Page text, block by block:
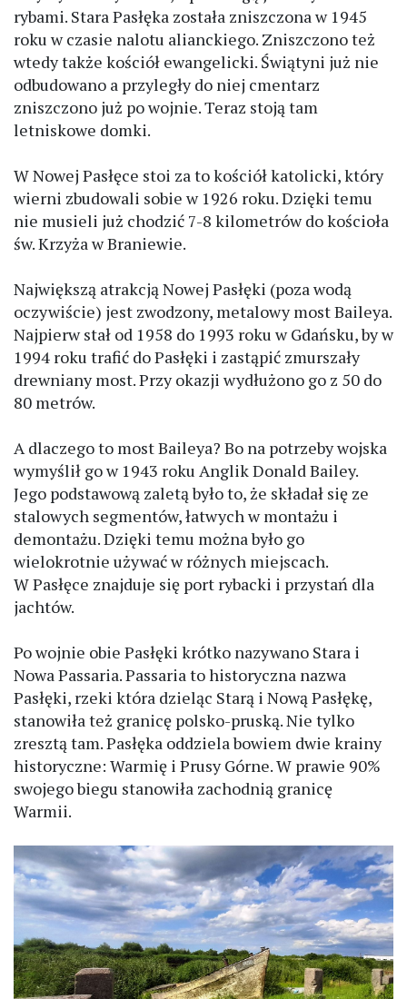
rybami. Stara Pasłęka została zniszczona w 1945
roku w czasie nalotu alianckiego. Zniszczono też
wtedy także kościół ewangelicki. Świątyni już nie
odbudowano a przyległy do niej cmentarz
zniszczono już po wojnie. Teraz stoją tam
letniskowe domki.
W Nowej Pasłęce stoi za to kościół katolicki, który
wierni zbudowali sobie w 1926 roku. Dzięki temu
nie musieli już chodzić 7-8 kilometrów do kościoła
św. Krzyża w Braniewie.
Największą atrakcją Nowej Pasłęki (poza wodą
oczywiście) jest zwodzony, metalowy most Baileya.
Najpierw stał od 1958 do 1993 roku w Gdańsku, by w
1994 roku trafić do Pasłęki i zastąpić zmurszały
drewniany most. Przy okazji wydłużono go z 50 do
80 metrów.
A dlaczego to most Baileya? Bo na potrzeby wojska
wymyślił go w 1943 roku Anglik Donald Bailey.
Jego podstawową zaletą było to, że składał się ze
stalowych segmentów, łatwych w montażu i
demontażu. Dzięki temu można było go
wielokrotnie używać w różnych miejscach.
W Pasłęce znajduje się port rybacki i przystań dla
jachtów.
Po wojnie obie Pasłęki krótko nazywano Stara i
Nowa Passaria. Passaria to historyczna nazwa
Pasłęki, rzeki która dzieląc Starą i Nową Pasłękę,
stanowiła też granicę polsko-pruską. Nie tylko
zresztą tam. Pasłęka oddziela bowiem dwie krainy
historyczne: Warmię i Prusy Górne. W prawie 90%
swojego biegu stanowiła zachodnią granicę
Warmii.